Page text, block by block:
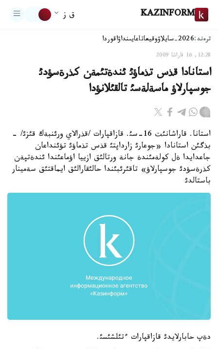
KAZINFORM ق ز
ترەند:2026-سايلاۋ وقيعاتاعايىنداۋاقوردا
12:28, 16 قاراشا 2009
استانادا قذس تذماؤئ ئندةتئمةن كذرةسؤدئ
جوسپارلاؤ ماسةلةسئ تالقئلانؤدا
استانا. قاراشانئث 16-سئ. قازاقپارات /قذرالاي ورئنبةك قئزئ/ -
بذگئن استانادا «جوعارئ زارداپتئ قذس تذماؤئ تؤئنداعان
جاعدايدا ةل كولةمئندة جانة ورتالئق ازييا اؤماعئندا ئندةتپةن
كذرةسؤدئ جوسپارلاؤ» تاقئرئبئندا حالئقارالئق ايماقتئق سةمينار
باستالدئ
دةپ حابارلايدئ قازاقپارات ءتئلشئسئ.